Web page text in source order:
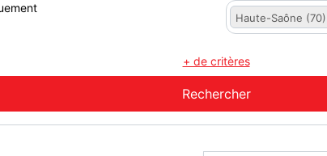
Haute-Saône (70)
+ de critères